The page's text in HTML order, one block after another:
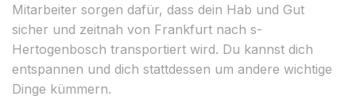
Mitarbeiter sorgen dafür, dass dein Hab und Gut
sicher und zeitnah von Frankfurt nach s-
Hertogenbosch transportiert wird. Du kannst dich
entspannen und dich stattdessen um andere wichtige
Dinge kümmern.